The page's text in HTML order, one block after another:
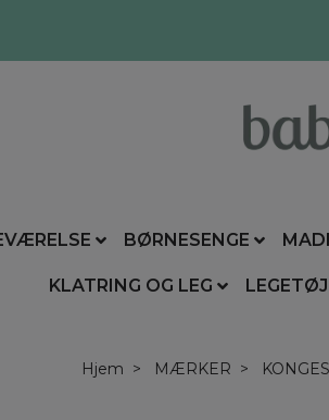
BØRNESENGE
KLATRING OG LEG LEGETØJ
Hjem MÆRKER